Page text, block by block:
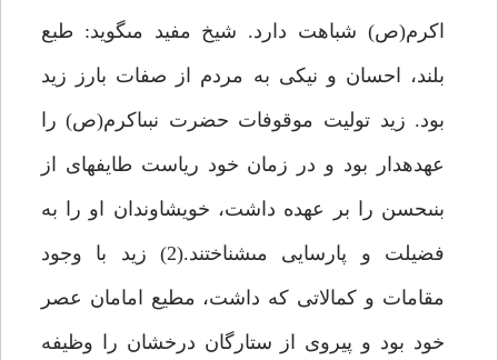
اكرم(ص) شباهت دارد. شيخ مفيد مى‏گويد: طبع
بلند، احسان و نيكى به مردم از صفات بارز زيد
بود. زيد توليت موقوفات حضرت نبى‏اكرم(ص) را
عهده‏دار بود و در زمان خود رياست طايفه‏اى از
بنى‏حسن را بر عهده داشت، خويشاوندان او را به
فضيلت و پارسايى مى‏شناختند.(2) زيد با وجود
مقامات و كمالاتى كه داشت، مطيع امامان عصر
خود بود و پيروى از ستارگان درخشان را وظيفه